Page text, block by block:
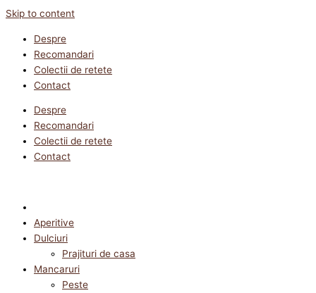
Skip to content
Despre
Recomandari
Colectii de retete
Contact
Despre
Recomandari
Colectii de retete
Contact
Aperitive
Dulciuri
Prajituri de casa
Mancaruri
Peste